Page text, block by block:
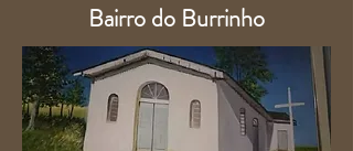
Bairro do Burrinho